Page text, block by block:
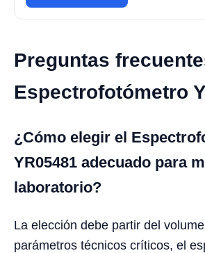
Preguntas
Espectrofotómetro
¿Cómo elegir el
YR05481 adecuado para
laboratorio?
La elección debe partir del
parámetros técnicos críticos, el